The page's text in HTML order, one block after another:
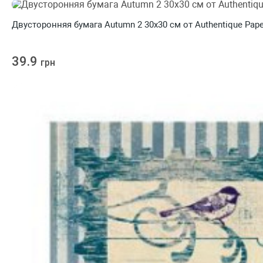
Двусторонняя бумага Autumn 2 30х30 см от Authentique
39.9 грн